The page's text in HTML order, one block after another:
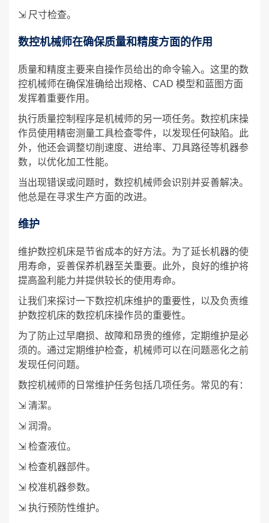
⇲ 尺寸检查。
数控机械师在确保质量和精度方面的作用
质量和精度主要来自操作员给出的命令输入。这里的数
控机械师在确保准确给出规格、CAD 模型和蓝图方面
发挥着重要作用。
执行质量控制程序是机械师的另一项任务。数控机床操
作员使用精密测量工具检查零件，以发现任何缺陷。此
外，他还会调整切削速度、进给率、刀具路径等机器参
数，以优化加工性能。
当出现错误或问题时，数控机械师会识别并妥善解决。
他总是在寻求生产方面的改进。
维护
维护数控机床是节省成本的好方法。为了延长机器的使
用寿命，妥善保养机器至关重要。此外，良好的维护将
提高盈利能力并提供较长的使用寿命。
让我们来探讨一下数控机床维护的重要性，以及负责维
护数控机床的数控机床操作员的重要性。
为了防止过早磨损、故障和昂贵的维修，定期维护是必
须的。通过定期维护检查，机械师可以在问题恶化之前
发现任何问题。
数控机械师的日常维护任务包括几项任务。常见的有：
⇲ 清潔。
⇲ 润滑。
⇲ 检查液位。
⇲ 检查机器部件。
⇲ 校准机器参数。
⇲ 执行预防性维护。